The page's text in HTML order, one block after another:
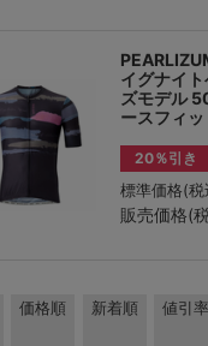
イグナイ
ズモデル
ースフィ
20％引き
標準価格(税
販売価格(
価格順 新着順 値引